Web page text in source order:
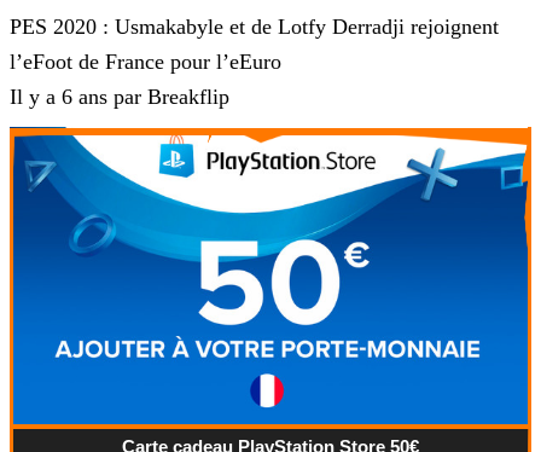
PES 2020 : Usmakabyle et de Lotfy Derradji rejoignent
l’eFoot de France pour l’eEuro
Il y a 6 ans par Breakflip
Carte cadeau PlayStation Store 50€